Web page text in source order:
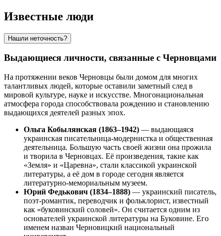
Известные люди
Нашли неточность?
Выдающиеся личности, связанные с Черновцами
На протяжении веков Черновцы были домом для многих
талантливых людей, которые оставили заметный след в
мировой культуре, науке и искусстве. Многонациональная
атмосфера города способствовала рождению и становлению
выдающихся деятелей разных эпох.
Ольга Кобылянская (1863–1942) — выдающаяся
украинская писательница-модернистка и общественная
деятельница. Большую часть своей жизни она прожила
и творила в Черновцах. Её произведения, такие как
«Земля» и «Царевна», стали классикой украинской
литературы, а её дом в городе сегодня является
литературно-мемориальным музеем.
Юрий Федькович (1834–1888) — украинский писатель,
поэт-романтик, переводчик и фольклорист, известный
как «буковинский соловей». Он считается одним из
основателей украинской литературы на Буковине. Его
именем назван Черновицкий национальный